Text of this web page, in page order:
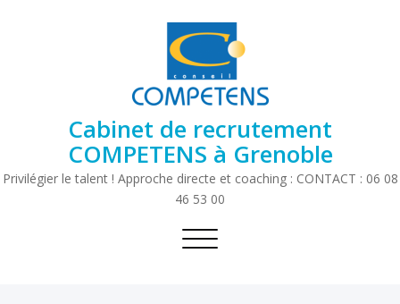
Cabinet de recrutement
COMPETENS à Grenoble
Privilégier le talent ! Approche directe et coaching : CONTACT : 06 08
46 53 00
Toggle